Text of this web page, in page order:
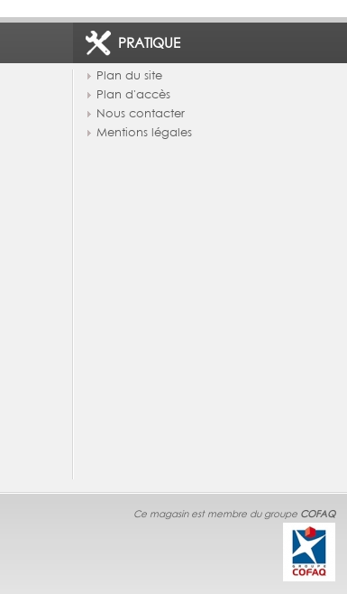
PRATIQUE
Plan du site
Plan d'accès
Nous contacter
Mentions légales
Ce magasin est membre du groupe COFAQ